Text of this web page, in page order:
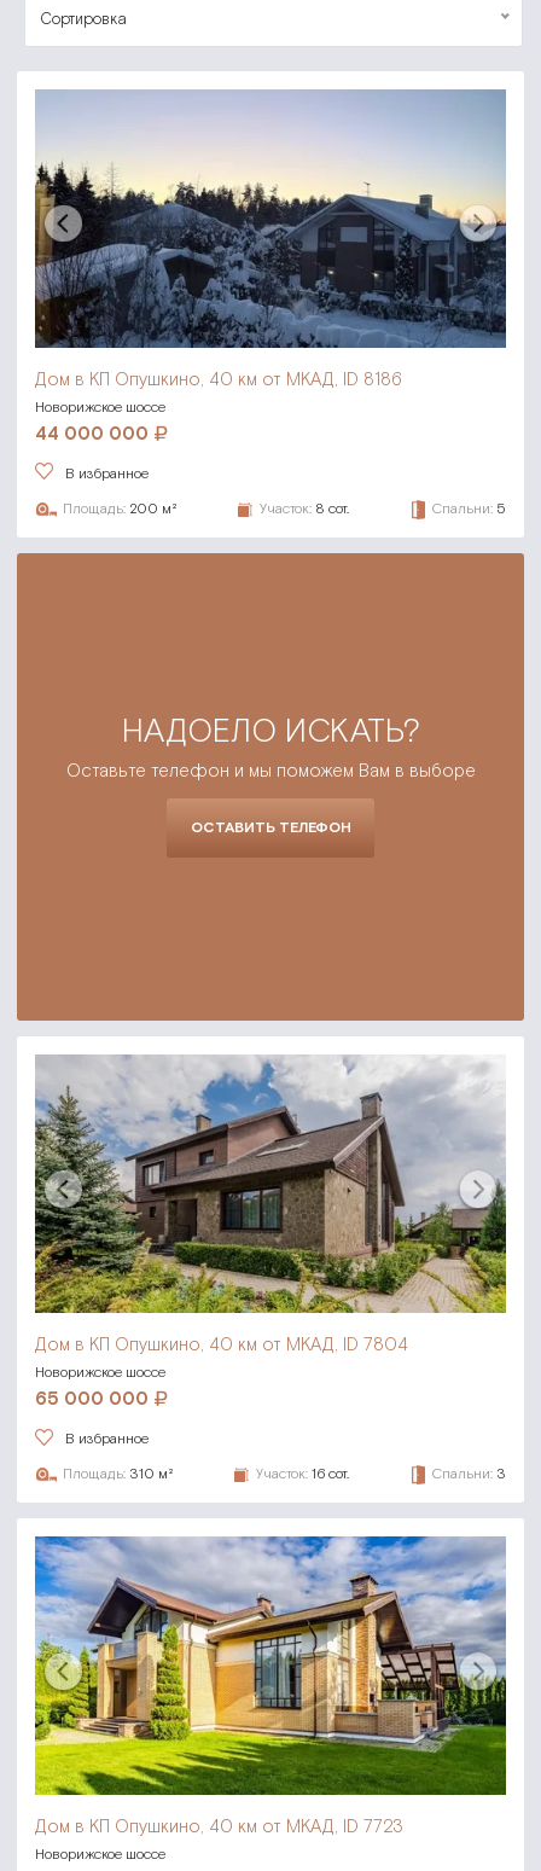
Сортировка
Дом в КП Опушкино, 40 км от МКАД, ID 8186
Новорижское шоссе
44 000 000
В избранное
Площадь: 200 м² Участок: 8 сот. Спальни: 5
НАДОЕЛО ИСКАТЬ?
Оставьте телефон и мы поможем Вам в выборе
ОСТАВИТЬ ТЕЛЕФОН
Дом в КП Опушкино, 40 км от МКАД, ID 7804
Новорижское шоссе
65 000 000
В избранное
Площадь: 310 м² Участок: 16 сот. Спальни: 3
Дом в КП Опушкино, 40 км от МКАД, ID 7723
Новорижское шоссе